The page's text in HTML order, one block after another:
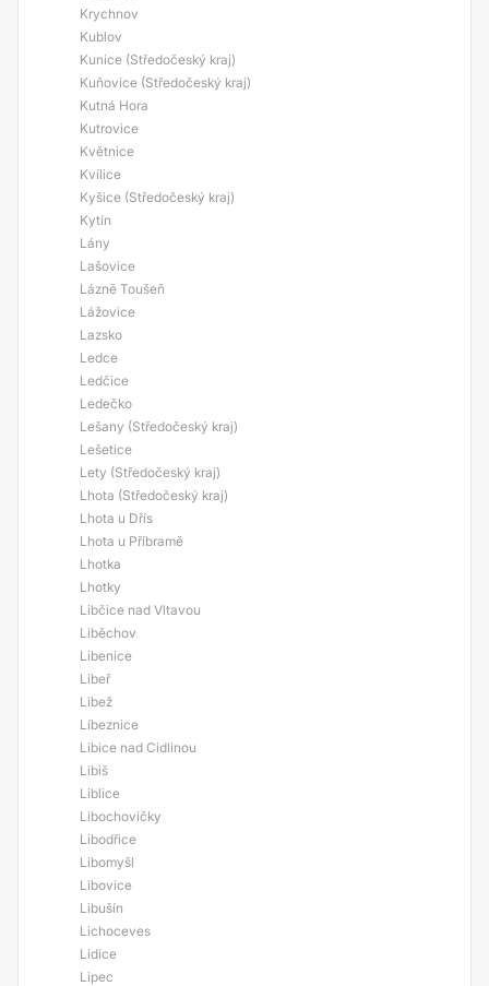
Krychnov
Kublov
Kunice (Středočeský kraj)
Kuňovice (Středočeský kraj)
Kutná Hora
Kutrovice
Květnice
Kvílice
Kyšice (Středočeský kraj)
Kytín
Lány
Lašovice
Lázně Toušeň
Lážovice
Lazsko
Ledce
Ledčice
Ledečko
Lešany (Středočeský kraj)
Lešetice
Lety (Středočeský kraj)
Lhota (Středočeský kraj)
Lhota u Dřís
Lhota u Příbramě
Lhotka
Lhotky
Libčice nad Vltavou
Liběchov
Libenice
Libeř
Libež
Líbeznice
Libice nad Cidlinou
Libiš
Liblice
Libochovičky
Libodřice
Libomyšl
Libovice
Libušín
Lichoceves
Lidice
Lipec